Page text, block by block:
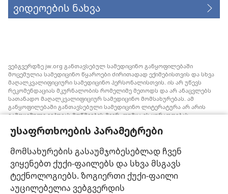
უსაფრთხოების პარამეტრები
მომსახურების გასაუმჯობესებლად ჩვენ
ვიყენებთ ქუქი-ფაილებს და სხვა მსგავს
ტექნოლოგიებს. ზოგიერთი ქუქი-ფაილი
აუცილებელია ვებგვერდის
ვიდეოების ნახვა
ვებგვერდზე jw.org განთავსებულ სამედიცინო განყოფილებაში
მოცემულია სამედიცინო წყაროები ძირითადად ექიმებისთვის და სხვა
მაღალკვალიფიციური სამედიცინო პერსონალისთვის. ის არ უწევს
რეკომენდაციას მკურნალობის რომელიმე მეთოდს და არ ანაცვლებს
სათანადო მაღალკვალიფიციურ სამედიცინო მომსახურებას. ამ
განყოფილებაში განთავსებული სამედიცინო ლიტერატურა არ არის
გამოცემული იეჰოვას მოწმეების მიერ, თუმცა ის ყურადღებას
რომელიც შესაძლოა ყურადსაღები იყოს. თითოეული მედიკოსი
ვალდებულია, ინფორმირებული იყოს მედიცინაში არსებული
მიღწევების თაობაზე, რათა მკურნალობის ის მეთოდი შესთავაზოს
პაციენტს, რომელიც მისი ჯანმრთელობის მდგომარეობას საუკეთესოდ
შეესაბამება და არ ეწინააღმდეგება პაციენტის სურვილს,
ფასეულობებსა და მრწამსს. აქ მოცემული მკურნალობის მეთოდები
გამოიყენება ინდივიდუალურად, პაციენტის საჭიროებების
გათვალისწინებით.